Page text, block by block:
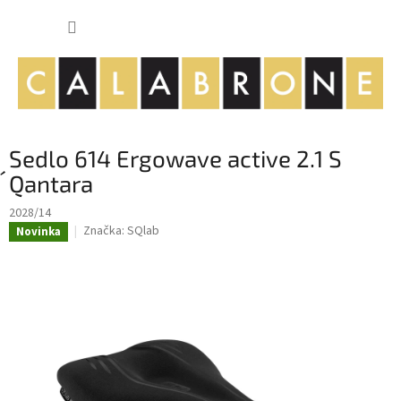
Sedlo 614 Ergowave active 2.1 S
´Qantara
2028/14
Novinka Značka: SQlab